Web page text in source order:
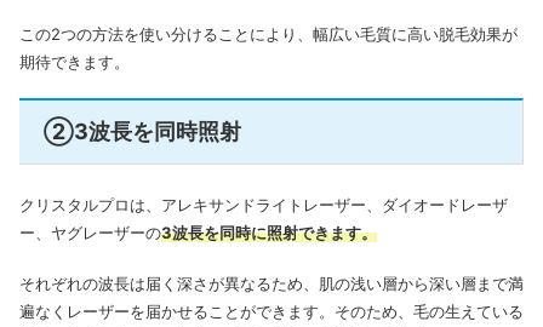
この2つの方法を使い分けることにより、幅広い毛質に高い脱毛効果が
期待できます。
②3波長を同時照射
クリスタルプロは、アレキサンドライトレーザー、ダイオードレーザ
ー、ヤグレーザーの3波長を同時に照射できます。
それぞれの波長は届く深さが異なるため、肌の浅い層から深い層まで満
遍なくレーザーを届かせることができます。 そのため、毛の生えている